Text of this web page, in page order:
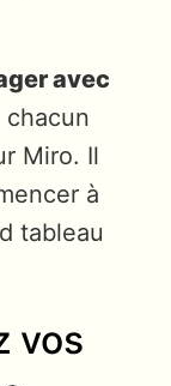
avec
Miro. Il
à
tableau
vos